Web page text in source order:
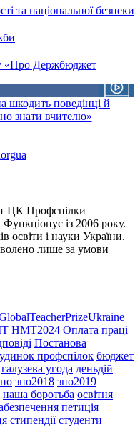
та національної безпеки
«Про Держбюджет
шкодить поведінці й
знати вчителю»
ЦК Профспілки
Функціонує із 2006 року.
освіти і науки України.
лише за умови
НМТ2024 Оплата праці
Постанова
профспілок бюджет
галузева угода деньдій
зно2018 зно2019
наша боротьба освітня
петиція
стипендії студенти